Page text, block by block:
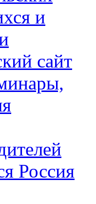
и
сайт
Россия